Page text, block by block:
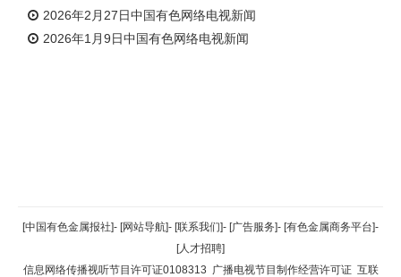
2026年2月27日中国有色网络电视新闻
2026年1月9日中国有色网络电视新闻
返回顶部
返回首页
[中国有色金属报社]- [网站导航]- [联系我们]- [广告服务]- [有色金属商务平台]-
[人才招聘]
信息网络传播视听节目许可证0108313 广播电视节目制作经营许可证 互联